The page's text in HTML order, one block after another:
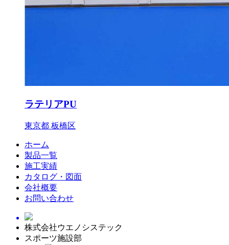
ラテリアPU
東京都 板橋区
ホーム
製品一覧
施工実績
カタログ・図面
会社概要
お問い合わせ
株式会社ウエノシステック
スポーツ施設部